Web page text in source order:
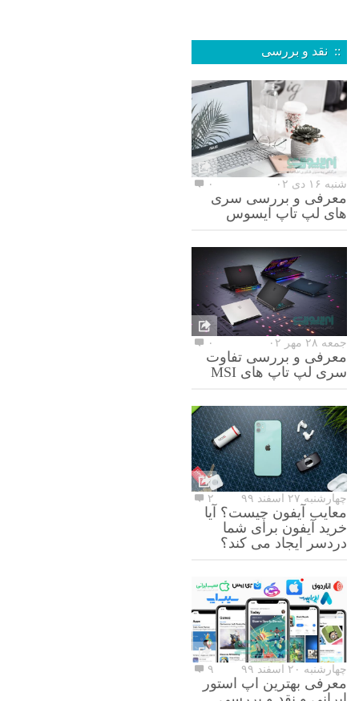
:: نقد و بررسی
شنبه ۱۶ دی ۰۲ ۰
معرفی و بررسی سری
های لپ تاپ ایسوس
جمعه ۲۸ مهر ۰۲ ۰
معرفی و بررسی تفاوت
سری لپ تاپ های MSI
چهارشنبه ۲۷ اسفند ۹۹ ۲
معایب آیفون چیست؟ آیا
خرید آیفون برای شما
دردسر ایجاد می کند؟
چهارشنبه ۲۰ اسفند ۹۹ ۹
معرفی بهترین اپ استور